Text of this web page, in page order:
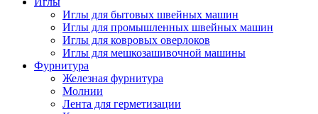
Иглы для бытовых швейных машин
Иглы для промышленных швейных машин
Иглы для ковровых оверлоков
Иглы для мешкозашивочной машины
Фурнитура
Железная фурнитура
Молнии
Лента для герметизации